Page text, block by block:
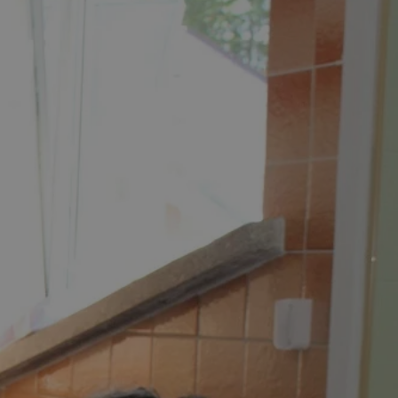
ludzi i
internetowej,
internetowej.
identyfikatora
obsługuje
przechowywania
do usług
czy użytkownik
o zgodzie
dotyczących
z witryny.
prywatności
przestrzeganie